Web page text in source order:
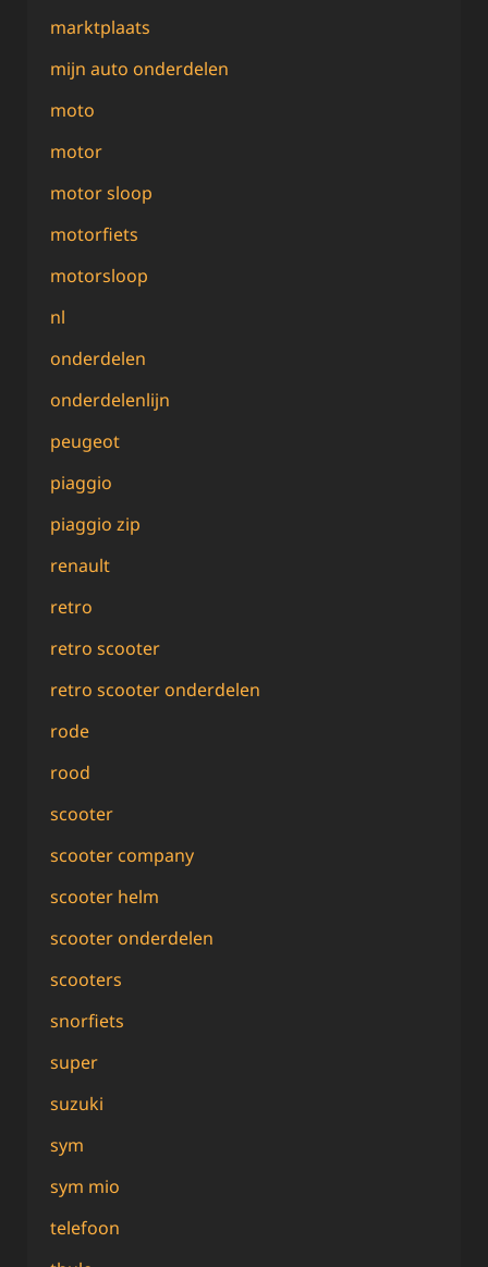
marktplaats
mijn auto onderdelen
moto
motor
motor sloop
motorfiets
motorsloop
nl
onderdelen
onderdelenlijn
peugeot
piaggio
piaggio zip
renault
retro
retro scooter
retro scooter onderdelen
rode
rood
scooter
scooter company
scooter helm
scooter onderdelen
scooters
snorfiets
super
suzuki
sym
sym mio
telefoon